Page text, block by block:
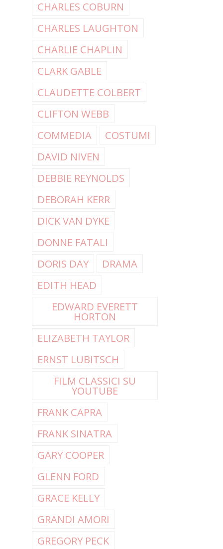
CHARLES COBURN
CHARLES LAUGHTON
CHARLIE CHAPLIN
CLARK GABLE
CLAUDETTE COLBERT
CLIFTON WEBB
COMMEDIA
COSTUMI
DAVID NIVEN
DEBBIE REYNOLDS
DEBORAH KERR
DICK VAN DYKE
DONNE FATALI
DORIS DAY
DRAMA
EDITH HEAD
EDWARD EVERETT
HORTON
ELIZABETH TAYLOR
ERNST LUBITSCH
FILM CLASSICI SU
YOUTUBE
FRANK CAPRA
FRANK SINATRA
GARY COOPER
GLENN FORD
GRACE KELLY
GRANDI AMORI
GREGORY PECK